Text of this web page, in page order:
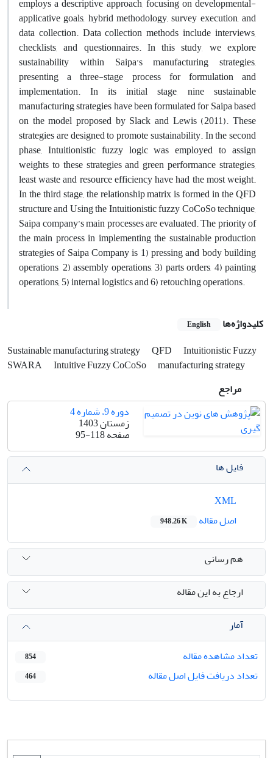
applicative goals, hybrid methodology, survey execution, and
data collection. Data collection methods include interviews,
checklists, and questionnaires. In this study, we explore
sustainability within Saipa’s manufacturing strategies,
presenting a three-stage process for formulation and
implementation. In its initial stage, nine sustainable
manufacturing strategies have been formulated for Saipa based
on the model proposed by Slack and Lewis (2011). These
strategies are designed to promote sustainability. In the second
phase, Intuitionistic fuzzy logic was employed to assign
weights to these strategies and green performance strategies,
least waste and resource efficiency have had the most weight.
In the third stage, the relationship matrix is formed in the QFD
structure and Using the Intuitionistic fuzzy CoCoSo technique,
Saipa company’s main processes are evaluated. The priority of
the main process in implementing the sustainable production
strategies of Saipa Company is 1) pressing and body building
operations, 2) assembly operations, 3) parts orders, 4) painting
operations, 5) internal logistics and 6) retouching operations.
کلیدواژه‌ها English
Sustainable manufacturing strategy QFD
Intuitionistic Fuzzy
SWARA
Intuitive Fuzzy CoCoSo
manufacturing strategy
مراجع
دوره 9، شماره 4
زمستان 1403
صفحه95-118
فایل ها
اصل مقاله
948.26 K
هم رسانی
ارجاع به این مقاله
آمار
تعداد مشاهده مقاله
854
تعداد دریافت فایل اصل مقاله 464